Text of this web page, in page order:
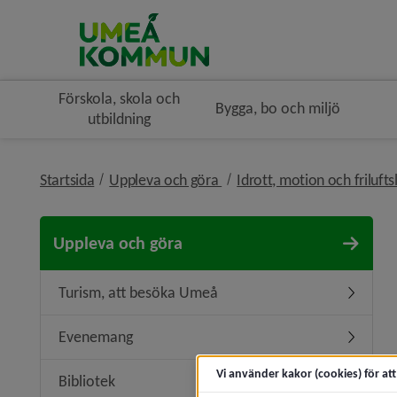
Förskola, skola och
utbildning
Bygga, bo och miljö
Startsida Uppleva och göra nivå i
Idrott, motion och
Uppleva och göra
Turism, att besöka Umeå
Evenemang
Bibliotek Vi använder kakor (cookies) för